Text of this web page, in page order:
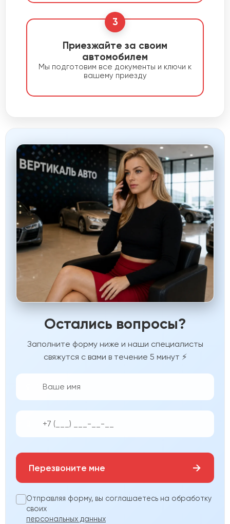
3
Приезжайте за своим
автомобилем
Мы подготовим все документы и ключи к
вашему приезду
Остались вопросы?
Заполните форму ниже и наши специалисты
свяжутся с вами в течение 5 минут ⚡
Перезвоните мне →
Отправляя форму, вы соглашаетесь на обработку
своих
персональных данных